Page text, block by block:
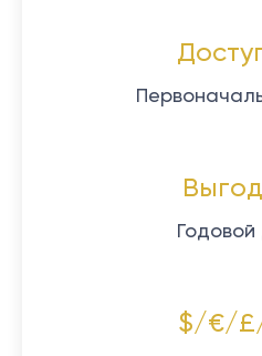
Годовой
$/€/